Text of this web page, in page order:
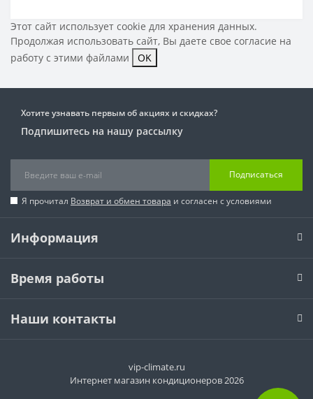
Этот сайт использует cookie для хранения данных.
Продолжая использовать сайт, Вы даете свое согласие на
работу с этими файлами
OK
Хотите узнавать первым об акциях и скидках?
Подпишитесь на нашу рассылку
Подписаться
Я прочитал Возврат и обмен товара и согласен с условиями
Информация
Время работы
Наши контакты
vip-climate.ru
Интернет магазин кондиционеров 2026